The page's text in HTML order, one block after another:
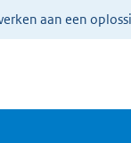
aan een